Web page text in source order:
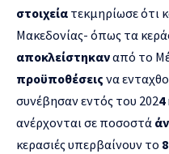
στοιχεία τεκμηρίωσε ότι
Μακεδονίας- όπως τα
αποκλείστηκαναπό το
προϋποθέσεις να
συνέβησαν εντός του 2024
ανέρχονται σε ποσοστά
κερασιές υπερβαίνουν το